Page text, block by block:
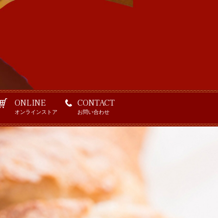
ONLINE
オンラインストア
CONTACT
お問い合わせ